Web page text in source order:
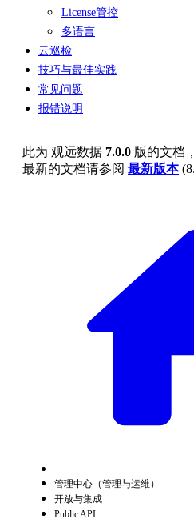
License管控
多语言
云巡检
技巧与最佳实践
常见问题
报错说明
此为 观远数据 7.0.0 版的文档
最新的文档请参阅 最新版本(
管理中心（管理与运维）
开放与集成
Public API